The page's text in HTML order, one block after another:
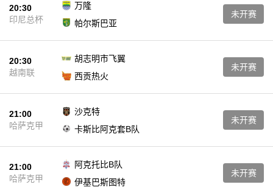
20:30
印尼总杯
万隆
帕尔斯巴亚
未开赛
20:30
越南联
胡志明市飞翼
西贡热火
未开赛
21:00
哈萨克甲
沙克特
卡斯比阿克套B队
未开赛
21:00
哈萨克甲
阿克托比B队
伊基巴斯图特
未开赛